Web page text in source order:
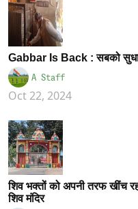
Gabbar Is Back : सबको
A Staff
Oct 22, 2024
शिव भक्तों को अपनी तरफ खींच
शिव मंदिर